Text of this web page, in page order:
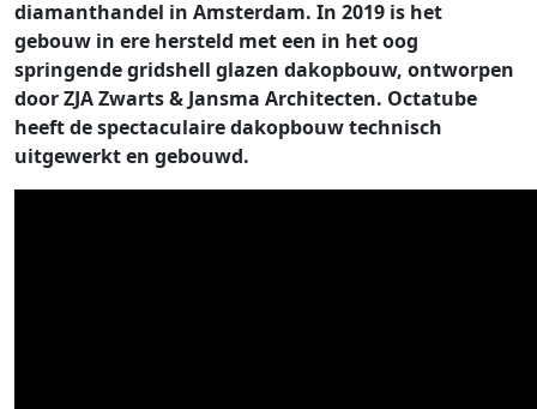
diamanthandel in Amsterdam. In 2019 is het
gebouw in ere hersteld met een in het oog
springende gridshell glazen dakopbouw, ontworpen
door ZJA Zwarts & Jansma Architecten. Octatube
heeft de spectaculaire dakopbouw technisch
uitgewerkt en gebouwd.